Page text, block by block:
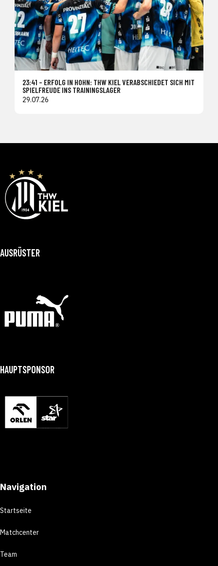
23:41 – ERFOLG IN HOHN: THW KIEL VERABSCHIEDET SICH MIT
SPIELFREUDE INS TRAININGSLAGER
29.07.26
AUSRÜSTER
HAUPTSPONSOR
Navigation
Startseite
Matchcenter
Team